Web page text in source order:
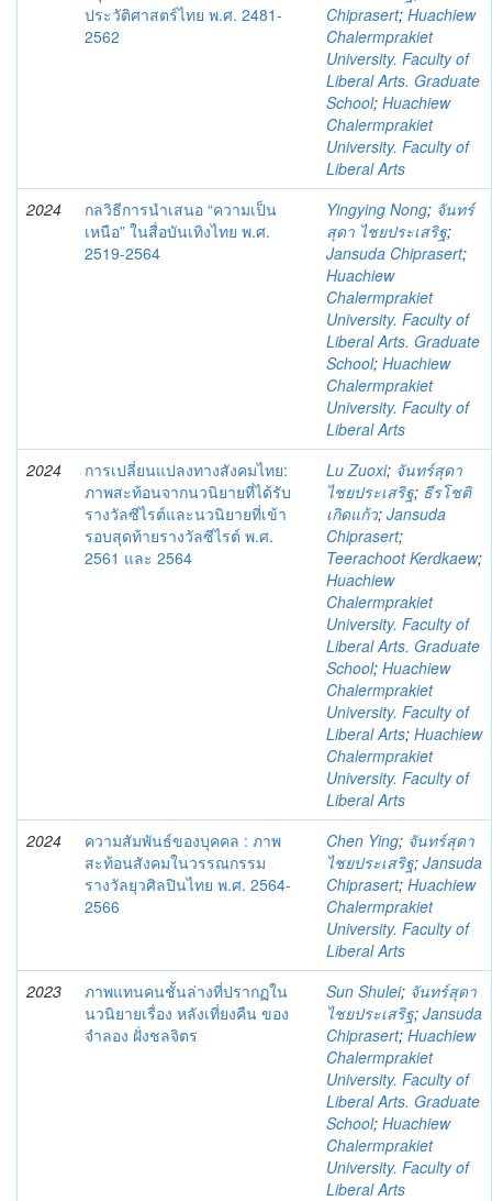
ประวัติศาสตร์ไทย พ.ศ. 2481-
2562
Chiprasert; Huachiew
Chalermprakiet
University. Faculty of
Liberal Arts. Graduate
School; Huachiew
Chalermprakiet
University. Faculty of
Liberal Arts
2024
กลวิธีการนําเสนอ “ความเป็น
เหนือ” ในสื่อบันเทิงไทย พ.ศ.
2519-2564
Yingying Nong; จันทร์
สุดา ไชยประเสริฐ;
Jansuda Chiprasert;
Huachiew
Chalermprakiet
University. Faculty of
Liberal Arts. Graduate
School; Huachiew
Chalermprakiet
University. Faculty of
Liberal Arts
2024
การเปลี่ยนแปลงทางสังคมไทย:
ภาพสะท้อนจากนวนิยายที่ได้รับ
รางวัลซีไรต์และนวนิยายที่เข้า
รอบสุดท้ายรางวัลซีไรต์ พ.ศ.
2561 และ 2564
Lu Zuoxi; จันทร์สุดา
ไชยประเสริฐ; ธีรโชติ
เกิดแก้ว; Jansuda
Chiprasert;
Teerachoot Kerdkaew;
Huachiew
Chalermprakiet
University. Faculty of
Liberal Arts. Graduate
School; Huachiew
Chalermprakiet
University. Faculty of
Liberal Arts; Huachiew
Chalermprakiet
University. Faculty of
Liberal Arts
2024
ความสัมพันธ์ของบุคคล : ภาพ
สะท้อนสังคมในวรรณกรรม
รางวัลยุวศิลปินไทย พ.ศ. 2564-
2566
Chen Ying; จันทร์สุดา
ไชยประเสริฐ; Jansuda
Chiprasert; Huachiew
Chalermprakiet
University. Faculty of
Liberal Arts
2023
ภาพแทนคนชั้นล่างที่ปรากฏใน
นวนิยายเรื่อง หลังเที่ยงคืน ของ
จำลอง ฝั่งชลจิตร
Sun Shulei; จันทร์สุดา
ไชยประเสริฐ; Jansuda
Chiprasert; Huachiew
Chalermprakiet
University. Faculty of
Liberal Arts. Graduate
School; Huachiew
Chalermprakiet
University. Faculty of
Liberal Arts